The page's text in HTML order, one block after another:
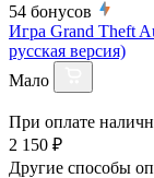
54 бонусов
Игра Grand Theft
русская версия)
Мало
При оплате
2 150 ₽
Другие способы